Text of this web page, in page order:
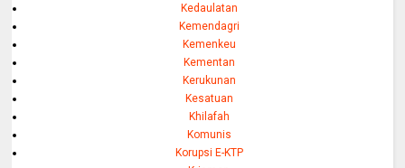
Kedaulatan
Kemendagri
Kemenkeu
Kementan
Kerukunan
Kesatuan
Khilafah
Komunis
Korupsi E-KTP